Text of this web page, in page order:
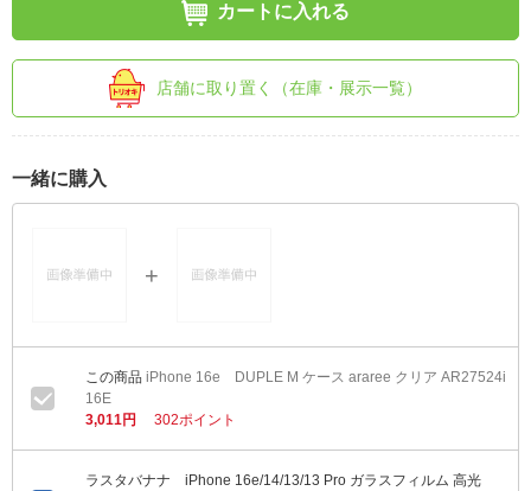
カートに入れる
店舗に取り置く（在庫・展示一覧）
一緒に購入
iPhone 16e DUPLE M ケース araree クリア AR27524i
16E
3,011円
302ポイント
ラスタバナナ iPhone 16e/14/13/13 Pro ガラスフィルム 高光